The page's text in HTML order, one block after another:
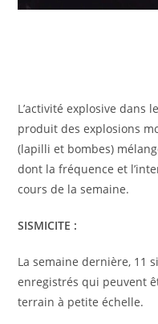
L’activité explosive dans
produit des explosions
(lapilli et bombes)
dont la fréquence et
cours de la semaine.
SISMICITE :
La semaine dernière, 11
enregistrés qui peuvent
terrain à petite échelle.